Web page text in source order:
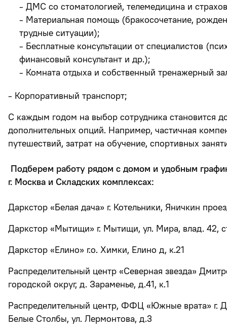
- ДМС со стоматологией, телемедицина и
- Материальная помощь (бракосочетание,
трудные ситуации);
- Бесплатные консультации от специалистов
финансовый консультант и др.);
- Комната отдыха и собственный тренажерный
- Корпоративный транспорт;
С каждым годом на выбор сотрудника становится
дополнительных опций. Например, частичная
путешествий, затрат на обучение, спортивных
Подберем работу рядом с домом и удобным
г. Москва и Складских комплексах:
Даркстор «Белая дача» г. Котельники, Яничкин
Даркстор «Мытищи» г. Мытищи, ул. Мира, влад. 42,
Даркстор «Елино» г.о. Химки, Елино д, к.21
Распределительный центр «Северная звезда»
городской округ, д. Зараменье, д.41, к.1
Распределительный центр, ФФЦ «Южные врата» г.
Белые Столбы, ул. Лермонтова, д.3